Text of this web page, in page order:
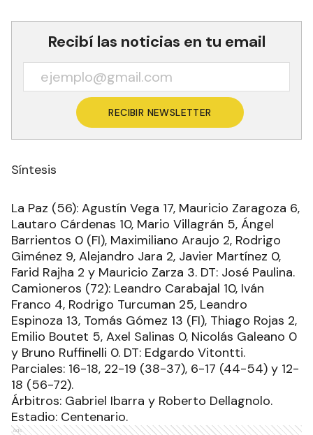
Recibí las noticias en tu email
RECIBIR NEWSLETTER
Síntesis
La Paz (56): Agustín Vega 17, Mauricio Zaragoza 6,
Lautaro Cárdenas 10, Mario Villagrán 5, Ángel
Barrientos 0 (FI), Maximiliano Araujo 2, Rodrigo
Giménez 9, Alejandro Jara 2, Javier Martínez 0,
Farid Rajha 2 y Mauricio Zarza 3. DT: José Paulina.
Camioneros (72): Leandro Carabajal 10, Iván
Franco 4, Rodrigo Turcuman 25, Leandro
Espinoza 13, Tomás Gómez 13 (FI), Thiago Rojas 2,
Emilio Boutet 5, Axel Salinas 0, Nicolás Galeano 0
y Bruno Ruffinelli 0. DT: Edgardo Vitontti.
Parciales: 16-18, 22-19 (38-37), 6-17 (44-54) y 12-
18 (56-72).
Árbitros: Gabriel Ibarra y Roberto Dellagnolo.
Estadio: Centenario.
Ads